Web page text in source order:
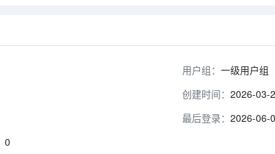
0
用户组：一级用户组
创建时间：2026-03-
最后登录：2026-06-